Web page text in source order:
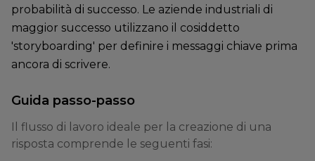
probabilità di successo. Le aziende industriali di
maggior successo utilizzano il cosiddetto
'storyboarding' per definire i messaggi chiave prima
ancora di scrivere.
Guida passo-passo
Il flusso di lavoro ideale per la creazione di una
risposta comprende le seguenti fasi: